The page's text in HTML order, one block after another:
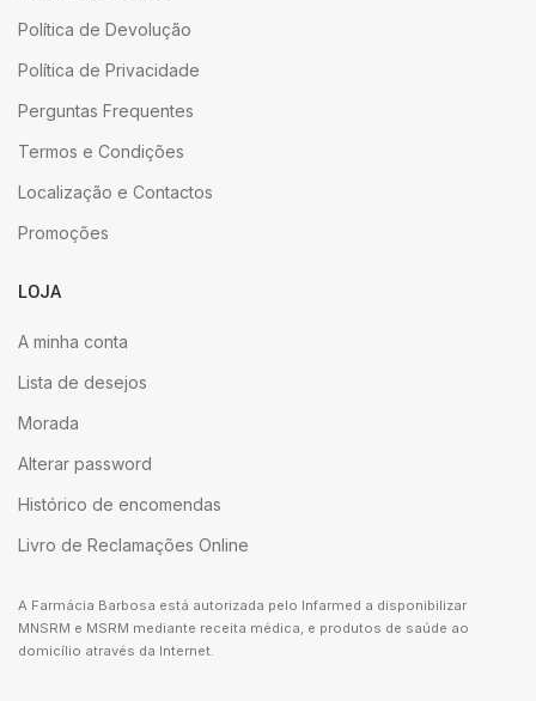
Política de Devolução
Política de Privacidade
Perguntas Frequentes
Termos e Condições
Localização e Contactos
Promoções
LOJA
A minha conta
Lista de desejos
Morada
Alterar password
Histórico de encomendas
Livro de Reclamações Online
A Farmácia Barbosa está autorizada pelo Infarmed a disponibilizar
MNSRM e MSRM mediante receita médica, e produtos de saúde ao
domicílio através da Internet.